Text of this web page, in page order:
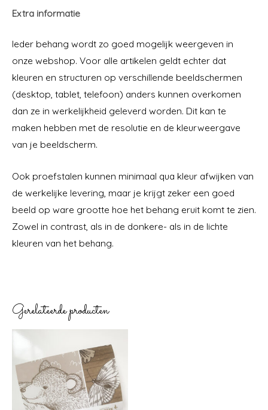
Extra informatie
Ieder behang wordt zo goed mogelijk weergeven in
onze webshop. Voor alle artikelen geldt echter dat
kleuren en structuren op verschillende beeldschermen
(desktop, tablet, telefoon) anders kunnen overkomen
dan ze in werkelijkheid geleverd worden. Dit kan te
maken hebben met de resolutie en de kleurweergave
van je beeldscherm.
Ook proefstalen kunnen minimaal qua kleur afwijken van
de werkelijke levering, maar je krijgt zeker een goed
beeld op ware grootte hoe het behang eruit komt te zien.
Zowel in contrast, als in de donkere- als in de lichte
kleuren van het behang.
Gerelateerde producten